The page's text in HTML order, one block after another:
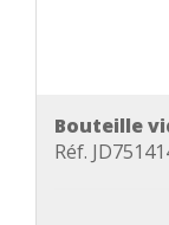
Bouteille
Réf.